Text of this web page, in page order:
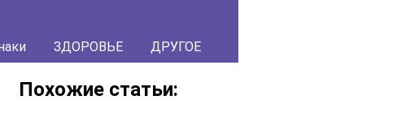
ЗДОРОВЬЕ ДРУГОЕ
Похожие статьи: